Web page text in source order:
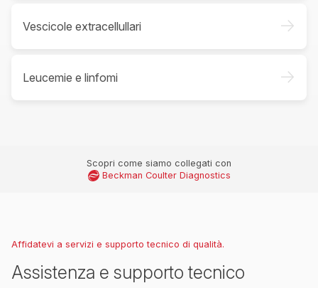
Vescicole extracellullari ->
Leucemie e linfomi ->
Scopri come siamo collegati con
Beckman Coulter Diagnostics
Affidatevi a servizi e supporto tecnico di qualità.
Assistenza e supporto tecnico